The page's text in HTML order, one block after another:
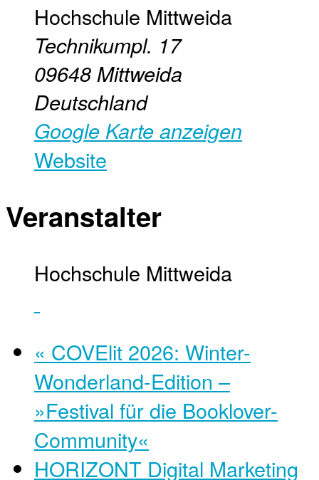
Hochschule Mittweida
Technikumpl. 17
09648 Mittweida
Deutschland
Google Karte anzeigen
Website
Veranstalter
Hochschule Mittweida
« COVElit 2026: Winter-
Wonderland-Edition –
»Festival für die Booklover-
Community«
HORIZONT Digital Marketing